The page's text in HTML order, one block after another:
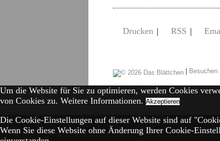
Drucken | RSS |
|
Um die Website für Sie zu optimieren, werden Cookies
von Cookies zu. Weitere Informationen. Akzeptieren
Die Cookie-Einstellungen auf dieser Website sind auf
Wenn Sie diese Website ohne Änderung Ihrer Cookie-